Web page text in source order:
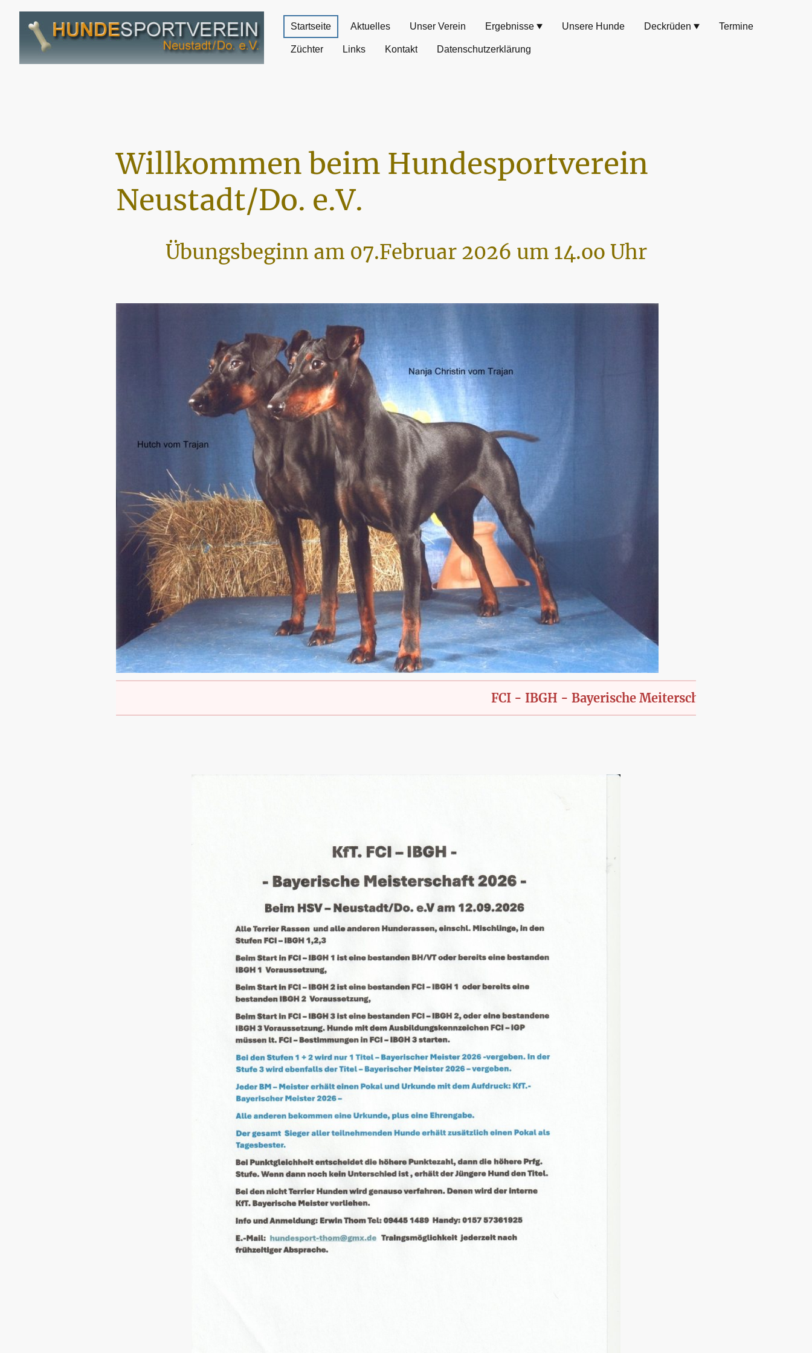
Startseite Aktuelles Unser Verein Ergebnisse Unsere Hunde Deckrüden Termine
Züchter Links Kontakt Datenschutzerklärung
Willkommen beim Hundesportverein
Neustadt/Do. e.V.
Übungsbeginn am 07.Februar 2026 um 14.oo Uhr
FCI - IBGH - Bayerische Meiterschaft des KfT., offen für